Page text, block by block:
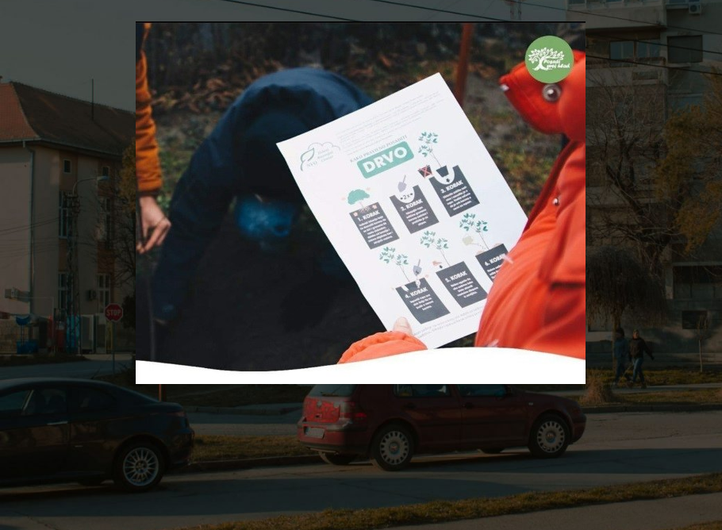
Objavljeno od Општина КовинOn 5. april 2021.
Захваљујући иницијативи која је покренута на друштвеним мрежама и одзиву великог
броја наших мештана, Општина Ковин се придружила акцији “Посади свој хлад” у
организацији НВО Зелени развојни центар из које потврђују да ће јавна подела 30.000
садница бити организована у подне ,9. априла у целој Србији – у Ковину, то ће се догодити
у центру града, на платоу испред Дома културе. Саднице су обезбеђене уз помоћ
друштвено одговорних компанија које желе да озелене места где живимо и којима је битно